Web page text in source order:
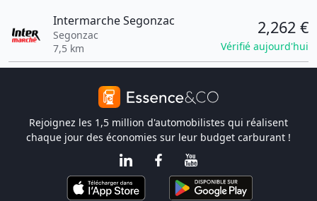
Intermarche Segonzac
Segonzac
7,5 km
2,262 €
Vérifié aujourd'hui
Rejoignez les 1,5 million d'automobilistes qui réalisent
chaque jour des économies sur leur budget carburant !